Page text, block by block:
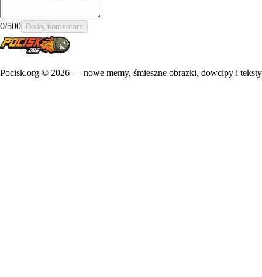
0/500 Dodaj komentarz
Pocisk.org © 2026 — nowe memy, śmieszne obrazki, dowcipy i teksty